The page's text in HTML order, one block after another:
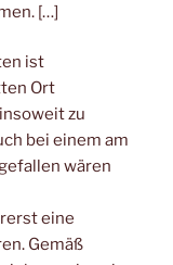
[…]
ist
Ort
zu
bei einem am
wären
eine
Gemäß